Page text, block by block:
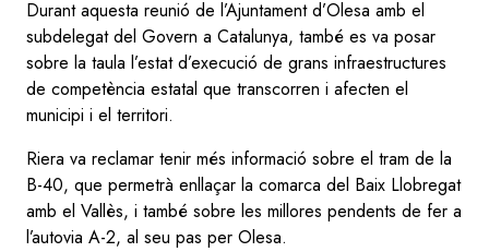
Durant aquesta reunió de l’Ajuntament d’Olesa amb el
subdelegat del Govern a Catalunya, també es va posar
sobre la taula l’estat d’execució de grans infraestructures
de competència estatal que transcorren i afecten el
municipi i el territori.
Riera va reclamar tenir més informació sobre el tram de la
B-40, que permetrà enllaçar la comarca del Baix Llobregat
amb el Vallès, i també sobre les millores pendents de fer a
l’autovia A-2, al seu pas per Olesa.